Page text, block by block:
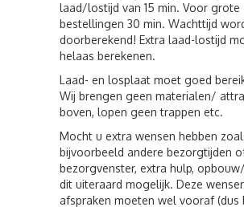
laad/lostijd van 15 min. Voor grote
bestellingen 30 min. Wachttijd
doorberekend! Extra laad-lostijd
helaas berekenen.
Laad- en losplaat moet goed
Wij brengen geen materialen/
boven, lopen geen trappen etc.
Mocht u extra wensen hebben
bijvoorbeeld andere bezorgtijden
bezorgvenster, extra hulp,
dit uiteraard mogelijk. Deze
afspraken moeten wel vooraf (dus